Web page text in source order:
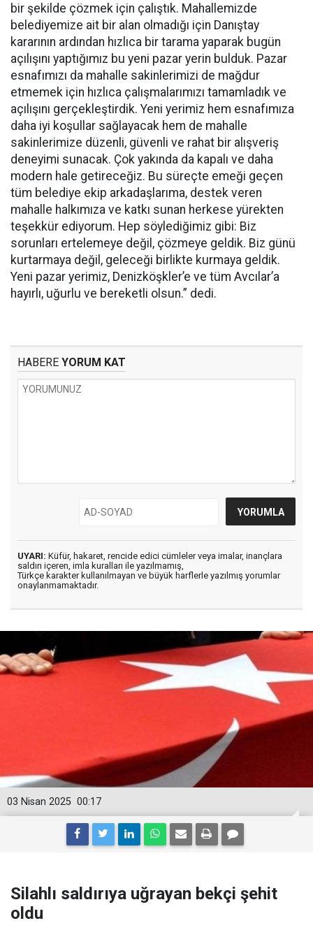
bir şekilde çözmek için çalıştık. Mahallemizde
belediyemize ait bir alan olmadığı için Danıştay
kararının ardından hızlıca bir tarama yaparak bugün
açılışını yaptığımız bu yeni pazar yerin bulduk. Pazar
esnafımızı da mahalle sakinlerimizi de mağdur
etmemek için hızlıca çalışmalarımızı tamamladık ve
açılışını gerçekleştirdik. Yeni yerimiz hem esnafımıza
daha iyi koşullar sağlayacak hem de mahalle
sakinlerimize düzenli, güvenli ve rahat bir alışveriş
deneyimi sunacak. Çok yakında da kapalı ve daha
modern hale getireceğiz. Bu süreçte emeği geçen
tüm belediye ekip arkadaşlarıma, destek veren
mahalle halkımıza ve katkı sunan herkese yürekten
teşekkür ediyorum. Hep söylediğimiz gibi: Biz
sorunları ertelemeye değil, çözmeye geldik. Biz günü
kurtarmaya değil, geleceği birlikte kurmaya geldik.
Yeni pazar yerimiz, Denizköşkler’e ve tüm Avcılar’a
hayırlı, uğurlu ve bereketli olsun.” dedi.
HABERE YORUM KAT
UYARI: Küfür, hakaret, rencide edici cümleler veya imalar, inançlara
saldırı içeren, imla kuralları ile yazılmamış,
Türkçe karakter kullanılmayan ve büyük harflerle yazılmış yorumlar
onaylanmamaktadır.
00:17
03 Nisan 2025
Silahlı saldırıya uğrayan bekçi şehit
oldu